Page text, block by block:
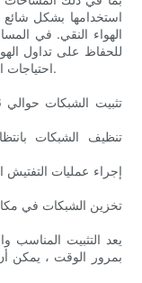
استخدامها بشكل
الهواء النقي. في
للحفاظ على تداول
احتياجات التهوية على نطاق واسع مع شبكات ألمنيوم قوية.
يعد التثبيت المناسب
بمرور الوقت ، يمكن